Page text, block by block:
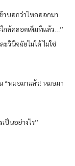
าบอกว่าไหลออกมา
กล้คลอดเต็มทีแล้ว…”
ะวินิจฉัยไม่ได้ ไม่ใช่
“หมอมาแล้ว! หมอมา
ป็นอย่างไร”